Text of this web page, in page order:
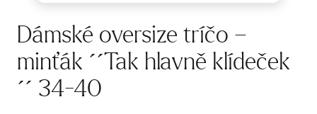
Dámské oversize tríčo –
minťák ´´Tak hlavně klídeček
´´ 34-40